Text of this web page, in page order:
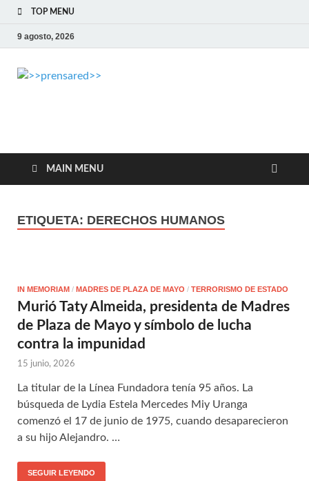
TOP MENU
9 agosto, 2026
MAIN MENU
ETIQUETA: DERECHOS HUMANOS
IN MEMORIAM / MADRES DE PLAZA DE MAYO / TERRORISMO DE ESTADO
Murió Taty Almeida, presidenta de Madres
de Plaza de Mayo y símbolo de lucha
contra la impunidad
15 junio, 2026
La titular de la Línea Fundadora tenía 95 años. La
búsqueda de Lydia Estela Mercedes Miy Uranga
comenzó el 17 de junio de 1975, cuando desaparecieron
a su hijo Alejandro. …
SEGUIR LEYENDO